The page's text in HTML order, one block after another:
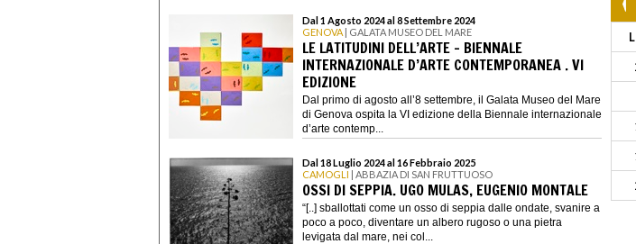
Dal 1 Agosto 2024 al 8 Settembre 2024
GENOVA | GALATA MUSEO DEL MARE
LE LATITUDINI DELL’ARTE - BIENNALE
INTERNAZIONALE D’ARTE CONTEMPORANEA . VI
EDIZIONE
Dal primo di agosto all’8 settembre, il Galata Museo del Mare
di Genova ospita la VI edizione della Biennale internazionale
d’arte contemp...
Dal 18 Luglio 2024 al 16 Febbraio 2025
CAMOGLI | ABBAZIA DI SAN FRUTTUOSO
OSSI DI SEPPIA. UGO MULAS, EUGENIO MONTALE
“[..] sballottati come un osso di seppia dalle ondate, svanire a
poco a poco, diventare un albero rugoso o una pietra
levigata dal mare, nei col...